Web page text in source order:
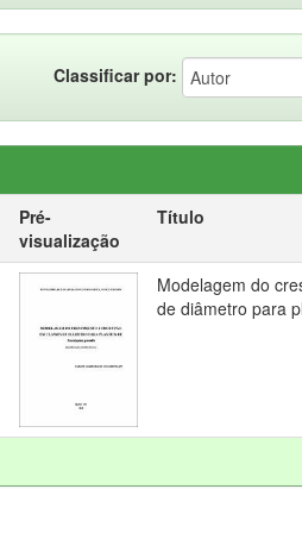
Classificar por:
Pré-
visualização
Título
Modelagem do
de diâmetro para